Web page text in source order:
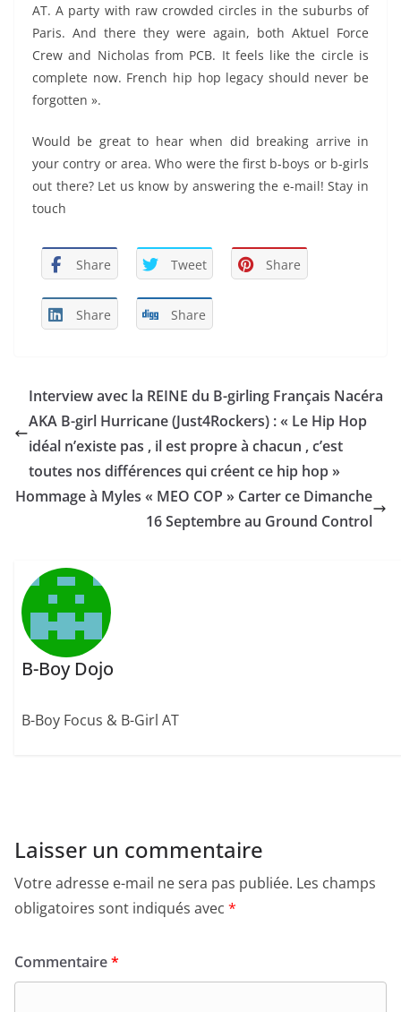
AT. A party with raw crowded circles in the suburbs of
Paris. And there they were again, both Aktuel Force
Crew and Nicholas from PCB. It feels like the circle is
complete now. French hip hop legacy should never be
forgotten ».
Would be great to hear when did breaking arrive in
your contry or area. Who were the first b-boys or b-girls
out there? Let us know by answering the e-mail! Stay in
touch
Share Tweet Share
Share Share
Interview avec la REINE du B-girling Français Nacéra
AKA B-girl Hurricane (Just4Rockers) : « Le Hip Hop
idéal n’existe pas , il est propre à chacun , c’est
toutes nos différences qui créent ce hip hop »
Hommage à Myles « MEO COP » Carter ce Dimanche
16 Septembre au Ground Control
B-Boy Dojo
B-Boy Focus & B-Girl AT
Laisser un commentaire
Votre adresse e-mail ne sera pas publiée. Les champs
obligatoires sont indiqués avec *
Commentaire*